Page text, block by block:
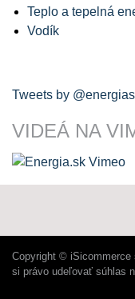
Teplo a tepelná
Vodík
Tweets by
VIDEÁ NA
Copyright © iSicommerce
si právo udeľovať súhlas